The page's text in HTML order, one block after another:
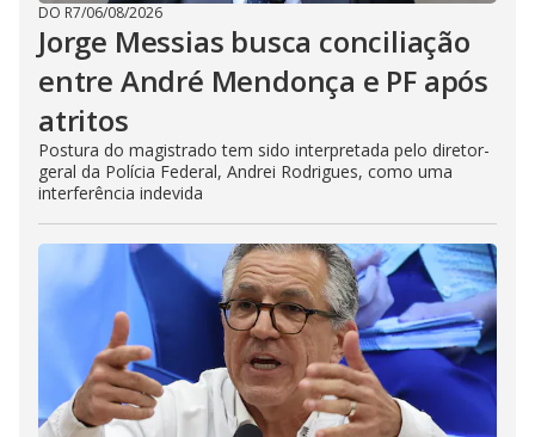
DO R7/06/08/2026
Jorge Messias busca conciliação
entre André Mendonça e PF após
atritos
Postura do magistrado tem sido interpretada pelo diretor-
geral da Polícia Federal, Andrei Rodrigues, como uma
interferência indevida